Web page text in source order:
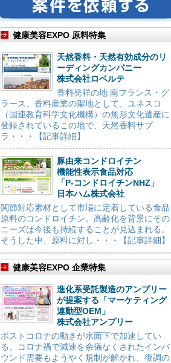
健康美容EXPO 原料特集
天然香料・天然有効成分のリ
ーディングカンパニー
株式会社ロベルテ
香料発祥の地 南フランス・グ
ラース。香料産業の聖地として、ユネスコ
（国連教育科学文化機構）の無形文化遺産に
登録されているこの地で、天然香料サプ
ラ・・・【記事詳細】
豚由来コンドロイチン
機能性表示食品対応
「P-コンドロイチンNHZ」
日本ハム株式会社
関節対応素材として市場に定着している食品
原料のコンドロイチン。高齢化を背景にその
ニーズは今後も持続することが見込まれる。
そうした中、原料に対し・・・【記事詳細】
健康美容EXPO 企業特集
進化系受託製造のアンプリー
が提案する「マーケティング
連動型OEM」
株式会社アンプリー
ポストコロナの動きが水面下で加速してい
る。コロナ禍で減速を余儀なくされたインバ
ウンド需要もようやく規制が解かれ、復調の